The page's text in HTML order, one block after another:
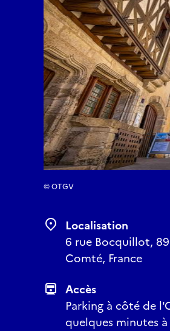
© OTGV
Localisation
6 rue Bocquillot,
Comté, France
Accès
Parking à côté de
quelques minutes